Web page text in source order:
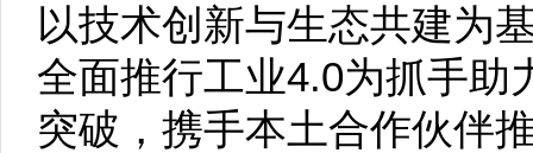
以技术创新与生态共建为
全面推行工业4.0为抓手助
突破，携手本土合作伙伴